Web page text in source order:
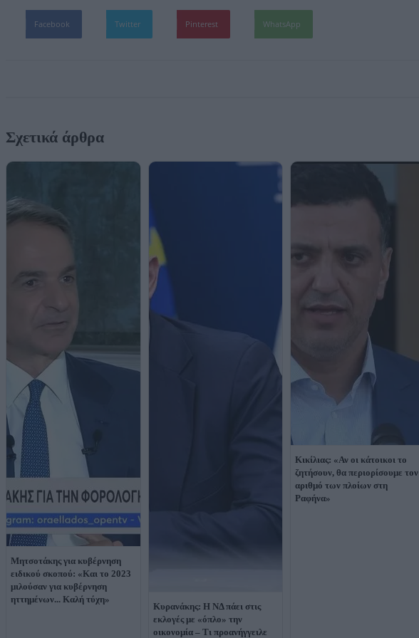
Facebook Twitter Pinterest WhatsApp
Σχετικά άρθρα
Μητσοτάκης για κυβέρνηση
ειδικού σκοπού: «Και το 2023
μιλούσαν για κυβέρνηση
ηττημένων... Καλή τύχη»
Κυρανάκης: Η ΝΔ πάει στις
εκλογές με «όπλο» την
οικονομία – Τι προανήγγειλε
Κικίλιας: «Αν οι κάτοικοι το
ζητήσουν, θα περιορίσουμε τον
αριθμό των πλοίων στη
Ραφήνα»